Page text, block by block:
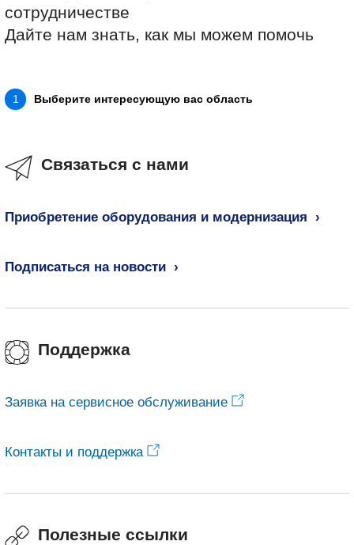
сотрудничестве
Дайте нам знать, как мы можем помочь
1 Выберите интересующую вас область
Связаться с нами
Приобретение оборудования и модернизация
Подписаться на новости
Поддержка
Заявка на сервисное обслуживание
Контакты и поддержка
Полезные ссылки